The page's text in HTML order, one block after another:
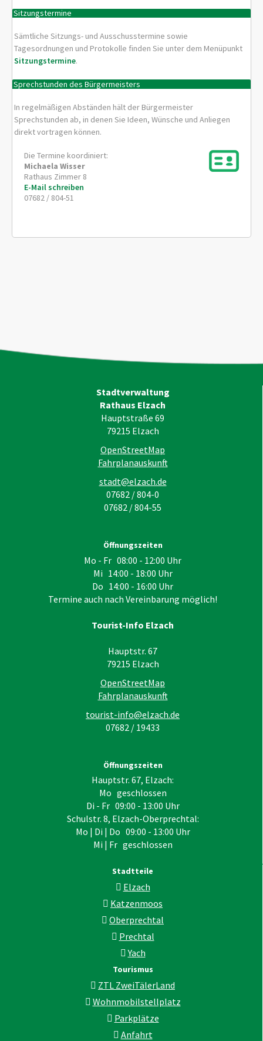
Sitzungstermine
Sämtliche Sitzungs- und Ausschusstermine sowie
Tagesordnungen und Protokolle finden Sie unter dem Menüpunkt
Sitzungstermine.
Sprechstunden des Bürgermeisters
In regelmäßigen Abständen hält der Bürgermeister
Sprechstunden ab, in denen Sie Ideen, Wünsche und Anliegen
direkt vortragen können.
Die Termine koordiniert:
Michaela Wisser
Rathaus Zimmer 8
E-Mail schreiben
07682 / 804-51
Stadtverwaltung
Rathaus Elzach
Hauptstraße 69
79215 Elzach
OpenStreetMap
Fahrplanauskunft
stadt@elzach.de
07682 / 804-0
07682 / 804-55
Öffnungszeiten
Mo - Fr 08:00 - 12:00 Uhr
Mi 14:00 - 18:00 Uhr
Do 14:00 - 16:00 Uhr
Termine auch nach Vereinbarung möglich!
Tourist-Info Elzach
Hauptstr. 67
79215 Elzach
OpenStreetMap
Fahrplanauskunft
tourist-info@elzach.de
07682 / 19433
Öffnungszeiten
Hauptstr. 67, Elzach:
Mo geschlossen
Di - Fr 09:00 - 13:00 Uhr
Schulstr. 8, Elzach-Oberprechtal:
Mo | Di | Do 09:00 - 13:00 Uhr
Mi | Fr geschlossen
Stadtteile
Elzach
Katzenmoos
Oberprechtal
Prechtal
Yach
Tourismus
ZTL ZweiTälerLand
Wohnmobilstellplatz
Parkplätze
Anfahrt